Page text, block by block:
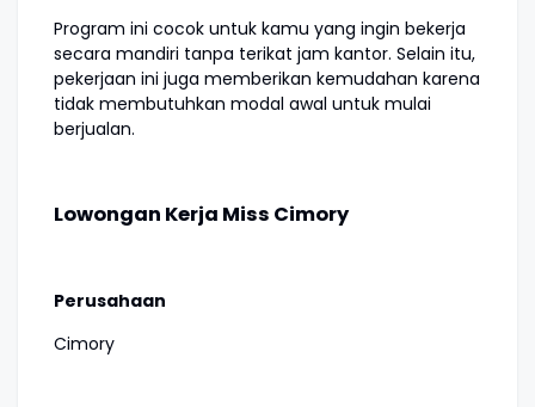
Program ini cocok untuk kamu yang ingin bekerja
secara mandiri tanpa terikat jam kantor. Selain itu,
pekerjaan ini juga memberikan kemudahan karena
tidak membutuhkan modal awal untuk mulai
berjualan.
Lowongan Kerja Miss Cimory
Perusahaan
Cimory